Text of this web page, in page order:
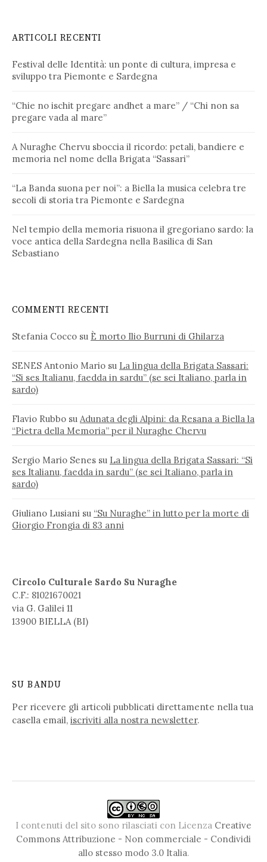
ARTICOLI RECENTI
Festival delle Identità: un ponte di cultura, impresa e
sviluppo tra Piemonte e Sardegna
“Chie no ischit pregare andhet a mare” / “Chi non sa
pregare vada al mare”
A Nuraghe Chervu sboccia il ricordo: petali, bandiere e
memoria nel nome della Brigata “Sassari”
“La Banda suona per noi”: a Biella la musica celebra tre
secoli di storia tra Piemonte e Sardegna
Nel tempio della memoria risuona il gregoriano sardo: la
voce antica della Sardegna nella Basilica di San
Sebastiano
COMMENTI RECENTI
Stefania Cocco su È morto Ilio Burruni di Ghilarza
SENES Antonio Mario su La lingua della Brigata Sassari:
“Si ses Italianu, faedda in sardu” (se sei Italiano, parla in
sardo)
Flavio Rubbo su Adunata degli Alpini: da Resana a Biella la
“Pietra della Memoria” per il Nuraghe Chervu
Sergio Mario Senes su La lingua della Brigata Sassari: “Si
ses Italianu, faedda in sardu” (se sei Italiano, parla in
sardo)
Giuliano Lusiani su “Su Nuraghe” in lutto per la morte di
Giorgio Frongia di 83 anni
Circolo Culturale Sardo Su Nuraghe
C.F.: 81021670021
via G. Galilei 11
13900 BIELLA (BI)
SU BANDU
Per ricevere gli articoli pubblicati direttamente nella tua
casella email, iscriviti alla nostra newsletter.
I contenuti del sito sono rilasciati con Licenza Creative
Commons Attribuzione - Non commerciale - Condividi
allo stesso modo 3.0 Italia.